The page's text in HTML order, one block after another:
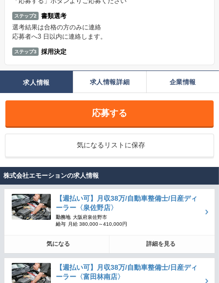
ステップ2
書類選考
選考結果は合格の方のみに連絡
応募者へ3 日以内に連絡します。
ステップ3 採用決定
求人情報 求人情報詳細 企業情報
応募する
気になるリストに保存
株式会社エモーションの求人情報
【週払い可】月収38万/自動車整備士/日産ディ
ーラー〈泉佐野店〉
勤務地 大阪府泉佐野市
給与
月給 380,000～410,000円
気になる 詳細を見る
【週払い可】月収38万/自動車整備士/日産ディ
ーラー〈富田林南店〉